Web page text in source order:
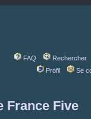
FAQ
Rechercher
Profil
Se
France Five